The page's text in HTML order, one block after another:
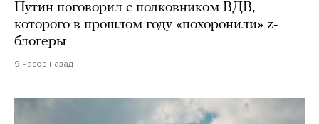
Путин поговорил с полковником ВДВ,
которого в прошлом году «похоронили» z-
блогеры
9 часов назад